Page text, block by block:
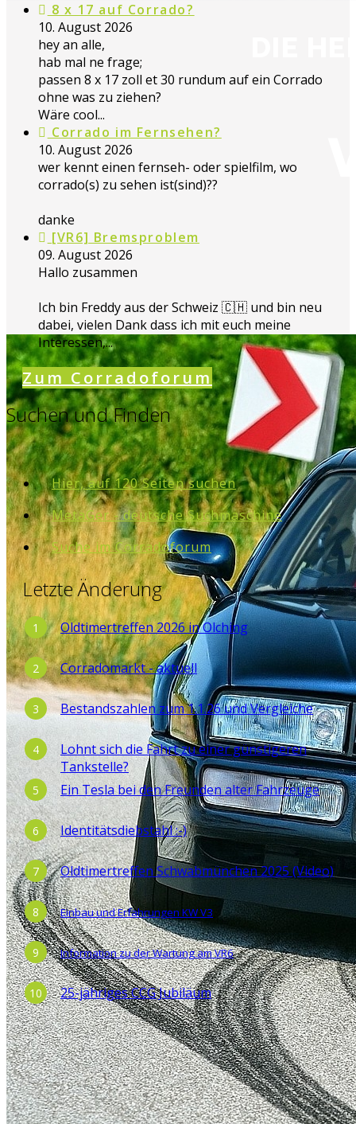
8 x 17 auf Corrado?
10. August 2026
hey an alle,
hab mal ne frage;
passen 8 x 17 zoll et 30 rundum auf ein Corrado
ohne was zu ziehen?
Wäre cool...
Corrado im Fernsehen?
10. August 2026
wer kennt einen fernseh- oder spielfilm, wo
corrado(s) zu sehen ist(sind)??
danke
[VR6] Bremsproblem
09. August 2026
Hallo zusammen
Ich bin Freddy aus der Schweiz 🇨🇭 und bin neu
dabei, vielen Dank dass ich mit euch meine
Interessen,...
Zum Corradoforum
Suchen und Finden
Hier, auf 120 Seiten suchen
MetaGer - deutsche Suchmaschine
Suche im Corradoforum
Letzte Änderung
Oldtimertreffen 2026 in Olching
Corradomarkt - aktuell
Bestandszahlen zum 1.1.26 und Vergleiche
Lohnt sich die Fahrt zu einer günstigeren
Tankstelle?
Ein Tesla bei den Freunden alter Fahrzeuge
Identitätsdiebstahl :-)
Oldtimertreffen Schwabmünchen 2025 (Video)
Einbau und Erfahrungen KW V3
Information zu der Wartung am VR6
25-jähriges CCG Jubiläum